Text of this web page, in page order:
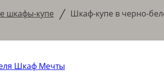
шкафы-купе / Шкаф-купе в черно-